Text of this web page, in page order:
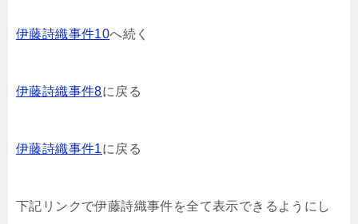
伊藤詩織事件10へ続く
伊藤詩織事件8に戻る
伊藤詩織事件1に戻る
下記リンクで伊藤詩織事件を全て表示できるようにし